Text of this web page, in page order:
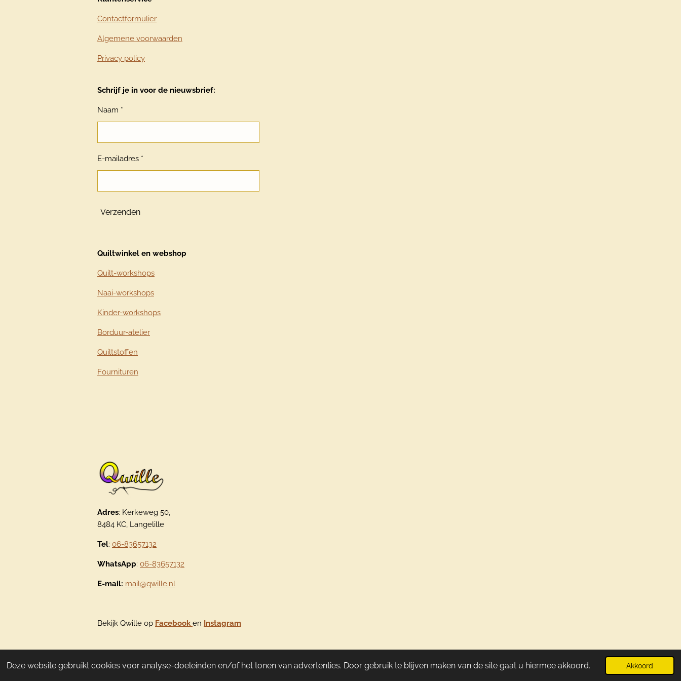
Deze website gebruikt cookies voor analyse-doeleinden en/of het tonen van advertenties. Door gebruik te blijven maken van de site gaat u hiermee akkoord. Akkoord
Contactformulier
Algemene voorwaarden
Privacy policy
Schrijf je in voor de nieuwsbrief:
Naam *
E-mailadres *
Verzenden
Quiltwinkel en webshop
Quilt-workshops
Naai-workshops
Kinder-workshops
Borduur-atelier
Quiltstoffen
Fournituren
Adres: Kerkeweg 50,
8484 KC, Langelille
Tel: 06-83657132
WhatsApp: 06-83657132
E-mail: mail@qwille.nl
Bekijk Qwille op Facebook en Instagram